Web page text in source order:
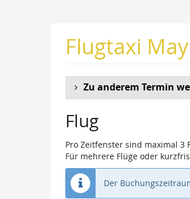
Flugtaxi
Zu anderem Termin
Flug
Pro Zeitfenster sind maximal 3
Für mehrere Flüge oder
Der